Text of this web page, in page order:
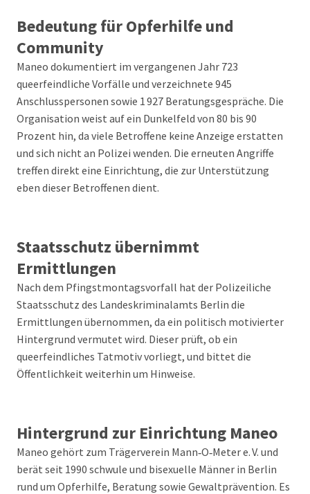
Bedeutung für Opferhilfe und
Community
Maneo dokumentiert im vergangenen Jahr 723
queerfeindliche Vorfälle und verzeichnete 945
Anschlusspersonen sowie 1 927 Beratungsgespräche. Die
Organisation weist auf ein Dunkelfeld von 80 bis 90
Prozent hin, da viele Betroffene keine Anzeige erstatten
und sich nicht an Polizei wenden. Die erneuten Angriffe
treffen direkt eine Einrichtung, die zur Unterstützung
eben dieser Betroffenen dient.
Staatsschutz übernimmt
Ermittlungen
Nach dem Pfingstmontagsvorfall hat der Polizeiliche
Staatsschutz des Landeskriminalamts Berlin die
Ermittlungen übernommen, da ein politisch motivierter
Hintergrund vermutet wird. Dieser prüft, ob ein
queerfeindliches Tatmotiv vorliegt, und bittet die
Öffentlichkeit weiterhin um Hinweise.
Hintergrund zur Einrichtung Maneo
Maneo gehört zum Trägerverein Mann‑O‑Meter e. V. und
berät seit 1990 schwule und bisexuelle Männer in Berlin
rund um Opferhilfe, Beratung sowie Gewaltprävention. Es